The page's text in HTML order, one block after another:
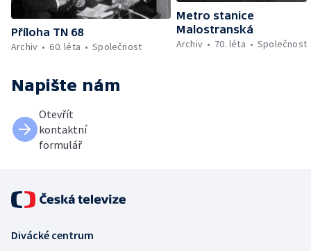
Příloha TN 68
Archiv
60. léta Společnost
Metro stanice
Malostranská
Archiv
70. léta Společnost
Napište nám
Otevřít
kontaktní
formulář
Divácké centrum